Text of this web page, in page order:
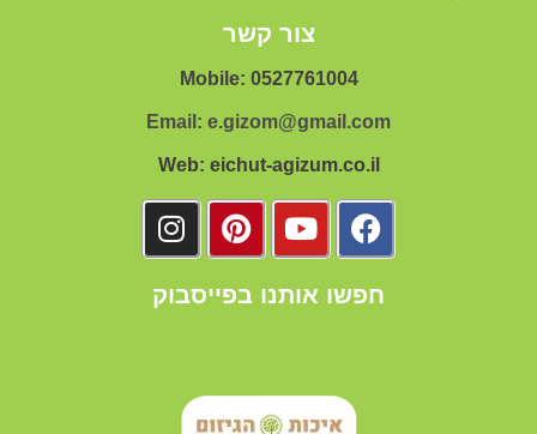
צור קשר
Mobile: 0527761004
Email: e.gizom@gmail.com
Web: eichut-agizum.co.il
חפשו אותנו בפייסבוק